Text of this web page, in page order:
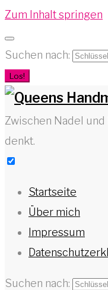
Zum Inhalt springen
Suchen nach:
Los!
Zwischen Nadel und
denkt.
Startseite
Über mich
Impressum
Suchen nach: